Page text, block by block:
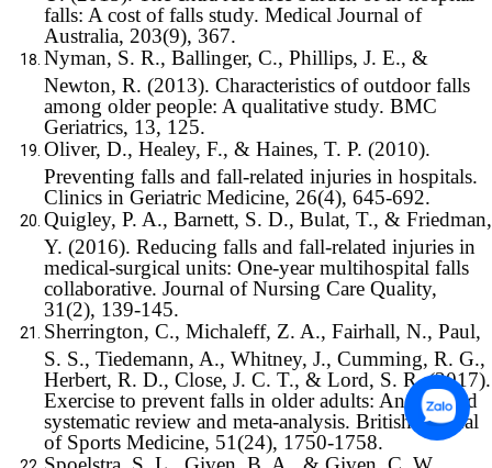
falls: A cost of falls study. Medical Journal of
Australia, 203(9), 367.
Nyman, S. R., Ballinger, C., Phillips, J. E., &
Newton, R. (2013). Characteristics of outdoor falls
among older people: A qualitative study. BMC
Geriatrics, 13, 125.
Oliver, D., Healey, F., & Haines, T. P. (2010).
Preventing falls and fall-related injuries in hospitals.
Clinics in Geriatric Medicine, 26(4), 645-692.
Quigley, P. A., Barnett, S. D., Bulat, T., & Friedman,
Y. (2016). Reducing falls and fall-related injuries in
medical-surgical units: One-year multihospital falls
collaborative. Journal of Nursing Care Quality,
31(2), 139-145.
Sherrington, C., Michaleff, Z. A., Fairhall, N., Paul,
S. S., Tiedemann, A., Whitney, J., Cumming, R. G.,
Herbert, R. D., Close, J. C. T., & Lord, S. R. (2017).
Exercise to prevent falls in older adults: An updated
systematic review and meta-analysis. British Journal
of Sports Medicine, 51(24), 1750-1758.